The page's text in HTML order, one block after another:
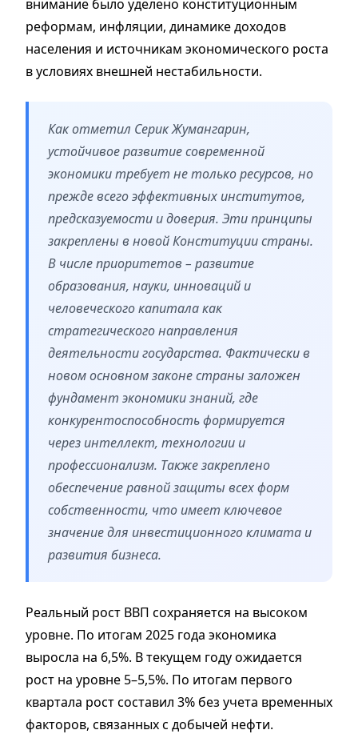
внимание было уделено конституционным
реформам, инфляции, динамике доходов
населения и источникам экономического роста
в условиях внешней нестабильности.
Как отметил Серик Жумангарин,
устойчивое развитие современной
экономики требует не только ресурсов, но
прежде всего эффективных институтов,
предсказуемости и доверия. Эти принципы
закреплены в новой Конституции страны.
В числе приоритетов – развитие
образования, науки, инноваций и
человеческого капитала как
стратегического направления
деятельности государства. Фактически в
новом основном законе страны заложен
фундамент экономики знаний, где
конкурентоспособность формируется
через интеллект, технологии и
профессионализм. Также закреплено
обеспечение равной защиты всех форм
собственности, что имеет ключевое
значение для инвестиционного климата и
развития бизнеса.
Реальный рост ВВП сохраняется на высоком
уровне. По итогам 2025 года экономика
выросла на 6,5%. В текущем году ожидается
рост на уровне 5–5,5%. По итогам первого
квартала рост составил 3% без учета временных
факторов, связанных с добычей нефти.